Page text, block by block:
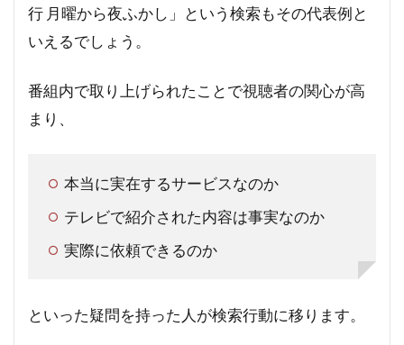
行 月曜から夜ふかし」という検索もその代表例と
いえるでしょう。
番組内で取り上げられたことで視聴者の関心が高
まり、
本当に実在するサービスなのか
テレビで紹介された内容は事実なのか
実際に依頼できるのか
といった疑問を持った人が検索行動に移ります。